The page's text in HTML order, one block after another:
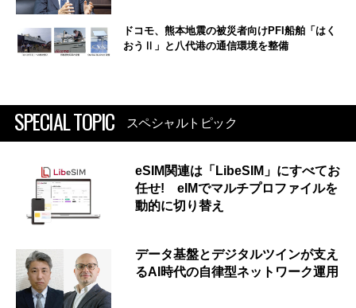
ドコモ、熊本地震の被災者向けPFI船舶「はく
おうⅡ」と八代港の通信環境を整備
SPECIAL TOPIC スペシャルトピック
eSIM関連は「LibeSIM」にすべてお
任せ! eIMでマルチプロファイルを
動的に切り替え
データ基盤とデジタルツインが支え
るAI時代の自律型ネットワーク運用